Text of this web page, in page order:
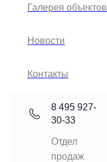
Галерея объектов
Новости
Контакты
8 495 927-
30-33
Отдел
продаж